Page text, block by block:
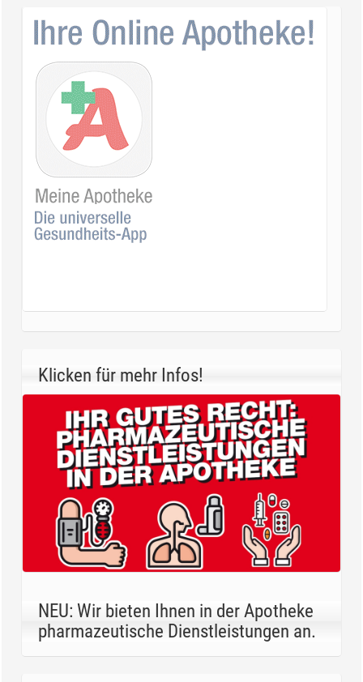
Klicken für mehr Infos!
NEU: Wir bieten Ihnen in der Apotheke
pharmazeutische Dienstleistungen an.